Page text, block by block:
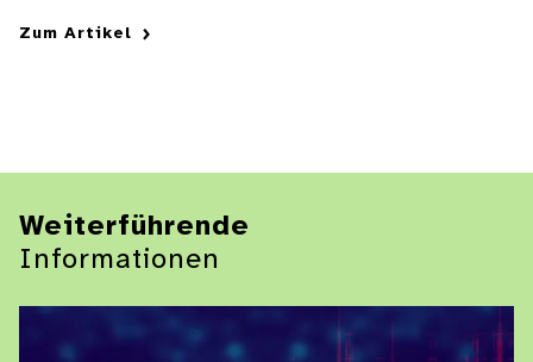
Zum Artikel
Weiterführende
Informationen